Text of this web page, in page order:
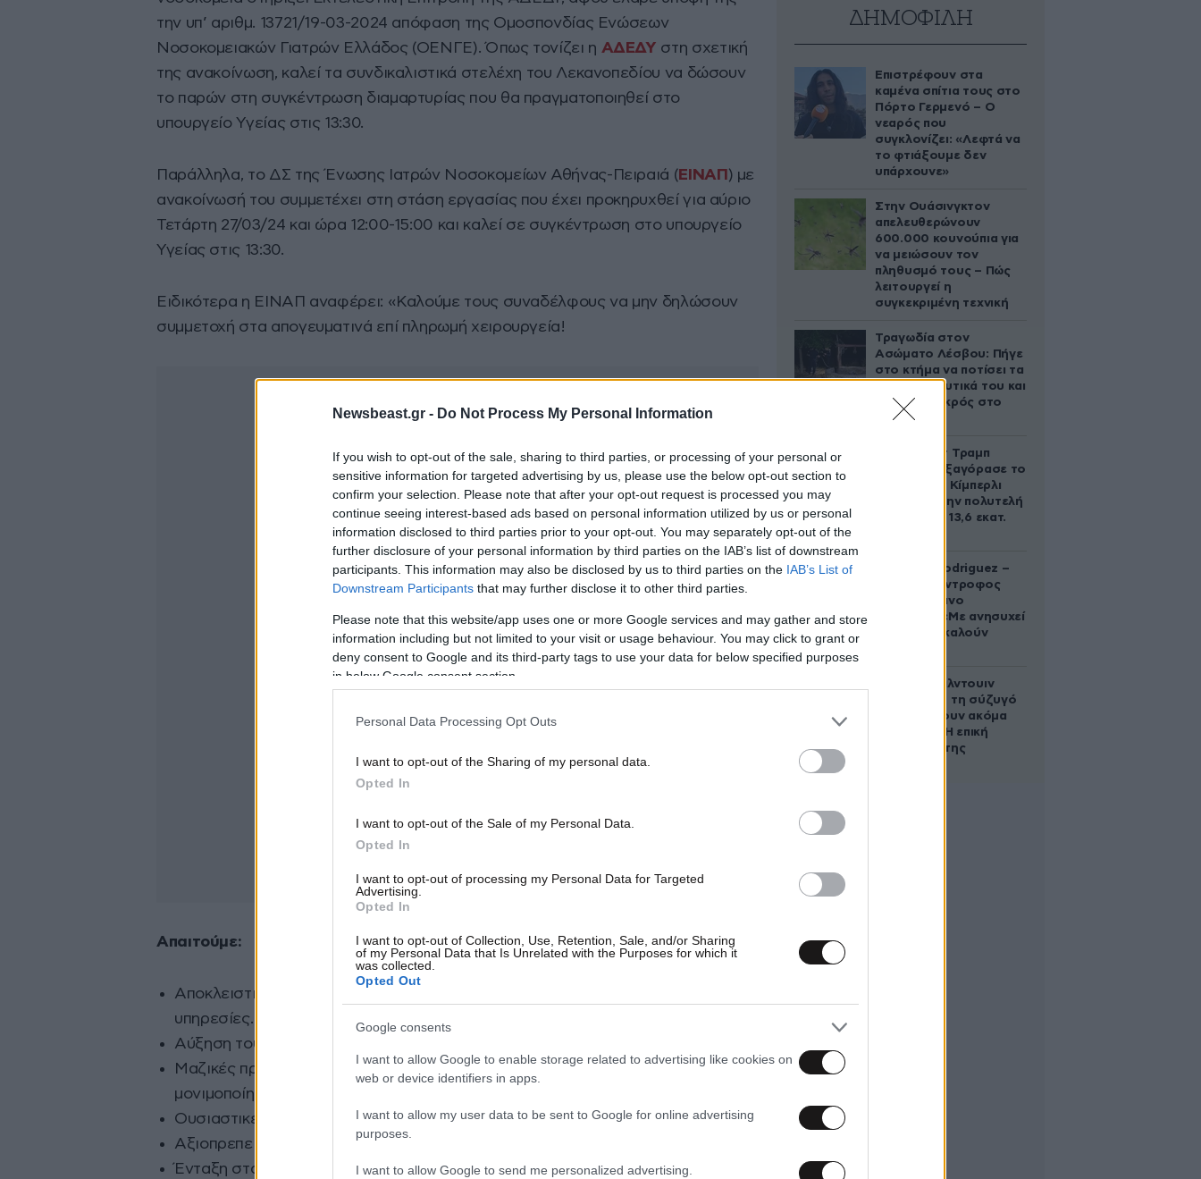
Newsbeast.gr - Do Not Process My Personal Information
If you wish to opt-out of the sale, sharing to third parties, or processing of your personal or
sensitive information for targeted advertising by us, please use the below opt-out section to
confirm your selection. Please note that after your opt-out request is processed you may
continue seeing interest-based ads based on personal information utilized by us or personal
information disclosed to third parties prior to your opt-out. You may separately opt-out of the
further disclosure of your personal information by third parties on the IAB’s list of downstream
participants. This information may also be disclosed by us to third parties on the IAB’s List of
Downstream Participants that may further disclose it to other third parties.
Please note that this website/app uses one or more Google services and may gather and store
information including but not limited to your visit or usage behaviour. You may click to grant or
deny consent to Google and its third-party tags to use your data for below specified purposes
in below Google consent section.
Personal Data Processing Opt Outs
I want to opt-out of the Sharing of my personal data.
Opted In
I want to opt-out of the Sale of my Personal Data.
Opted In
I want to opt-out of processing my Personal Data for Targeted
Advertising.
Opted In
I want to opt-out of Collection, Use, Retention, Sale, and/or Sharing
of my Personal Data that Is Unrelated with the Purposes for which it
was collected.
Opted Out
Google consents
I want to allow Google to enable storage related to advertising like cookies on
web or device identifiers in apps.
I want to allow my user data to be sent to Google for online advertising
purposes.
I want to allow Google to send me personalized advertising.
την υπ’ αριθμ. 13721/19-03-2024 απόφαση της Ομοσπονδίας Ενώσεων
Νοσοκομειακών Γιατρών Ελλάδος (ΟΕΝΓΕ). Όπως τονίζει η ΑΔΕΔΥ στη σχετική
της ανακοίνωση, καλεί τα συνδικαλιστικά στελέχη του Λεκανοπεδίου να δώσουν
το παρών στη συγκέντρωση διαμαρτυρίας που θα πραγματοποιηθεί στο
υπουργείο Υγείας στις 13:30.
Παράλληλα, το ΔΣ της Ένωσης Ιατρών Νοσοκομείων Αθήνας-Πειραιά ( ΕΙΝΑΠ ) με
ανακοίνωσή του συμμετέχει στη στάση εργασίας που έχει προκηρυχθεί για αύριο
Τετάρτη 27/03/24 και ώρα 12:00-15:00 και καλεί σε συγκέντρωση στο υπουργείο
Υγείας στις 13:30.
Ειδικότερα η ΕΙΝΑΠ αναφέρει: «Καλούμε τους συναδέλφους να μην δηλώσουν
συμμετοχή στα απογευματινά επί πληρωμή χειρουργεία!
Απαιτούμε:
Αποκλειστικά Δημόσια και Δωρεάν Υγεία για όλους, με υψηλού επιπέδου
υπηρεσίες.
Αύξηση του κρατικού προϋπολογισμού για την Υγεία.
Μαζικές προσλήψεις μόνιμου προσωπικού όλων των ειδικοτήτων και
μονιμοποίηση των συμβασιούχων συναδέλφων.
Ουσιαστικές αυξήσεις στους μισθούς μας.
Αξιοπρεπείς και ασφαλείς συνθήκες εργασίας.
Ένταξη στα ΒΑΕ».
ΔΗΜΟΦΙΛΗ
Επιστρέφουν στα
καμένα σπίτια τους στο
Πόρτο Γερμενό – Ο
νεαρός που
συγκλονίζει: «Λεφτά να
το φτιάξουμε δεν
υπάρχουνε»
Στην Ουάσινγκτον
απελευθερώνουν
600.000 κουνούπια για
να μειώσουν τον
πληθυσμό τους – Πώς
λειτουργεί η
συγκεκριμένη τεχνική
Τραγωδία στον
Ασώματο Λέσβου: Πήγε
στο κτήμα να ποτίσει τα
οπωροκηπευτικά του και
βρέθηκε νεκρός στο
πηγάδι
Ο Ντόναλντ Τραμπ
Τζούνιορ εξαγόρασε το
μερίδιο της Κίμπερλι
Γκίλφοϊλ στην πολυτελή
έπαυλη των 13,6 εκατ.
Georgina Rodriguez –
Ξεσπά η σύντροφος
του Κριστιάνο
Ρονάλντο: «Με ανησυχεί
που με αποκαλούν
Ο Άλεκ Μπάλντουιν
ζήτησε από τη σύζυγό
του να κάνουν ακόμα
ένα παιδί – Η επική
αντίδρασή της